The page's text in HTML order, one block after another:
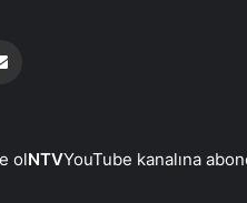
NTVYouTube kanalına